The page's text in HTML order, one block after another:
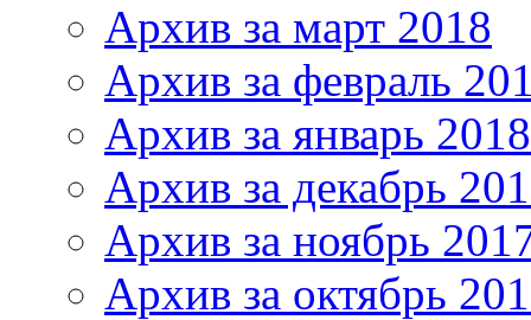
Архив за март 2018
Архив за февраль
Архив за январь 2018
Архив за декабрь
Архив за ноябрь
Архив за октябрь